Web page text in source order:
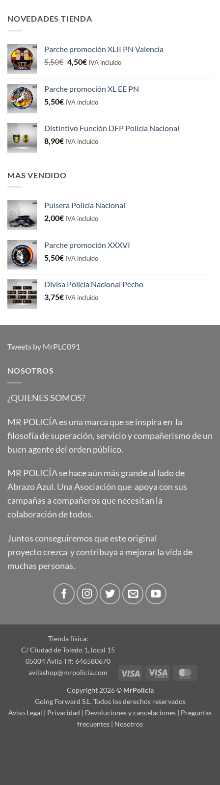
NOVEDADES TIENDA
Parche promoción XLII PN Valencia
5,50€ El
era:
5,50€.
4,50€El
es:
4,50€.
IVA incluido
Parche promoción XL EE PN
5,50€ IVA incluido
Distintivo Función DFP Policía Nacional
8,90€ IVA incluido
MAS VENDIDO
Pulsera Policía Nacional
2,00€ IVA incluido
Parche promoción XXXVI
5,50€ IVA incluido
Divisa Policía Nacional Pecho
3,75€ IVA incluido
Tweets by MrPLC091
NOSOTROS
¿QUIENES SOMOS?
MR POLICÍA es una marca que se inspira en la
filosofía de superación, servicio y compañerismo de un
buen agente del orden público.
MR POLICÍA se hace aún más grande al lado de
Abrazo Azul. Una Asociación que apoya con sus
campañas a compañeros que necesitan la
colaboración de todos.
Juntos conseguiremos que este original
proyecto crezca y contribuya a mejorar la vida de
muchas personas.
Tienda física:
C/ Ciudad de Toledo 1, local 15
05004 Ávila Tlf: 646580670
avilashop@mrpolicia.com
Visa
Visa
Copyright 2026 © MrPolicia
Going Forward S.L. Todos los derechos reservados
Aviso Legal | Privacidad | Devoluciones y cancelaciones | Preguntas
frecuentes | Nosotros